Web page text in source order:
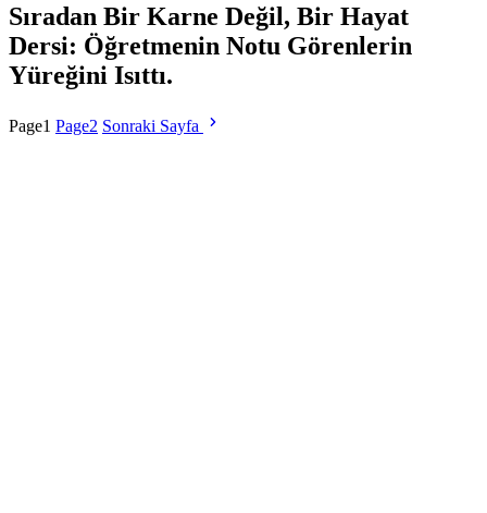
Sıradan Bir Karne Değil, Bir Hayat
Dersi: Öğretmenin Notu Görenlerin
Yüreğini Isıttı.
Page1 Page2 Sonraki Sayfa